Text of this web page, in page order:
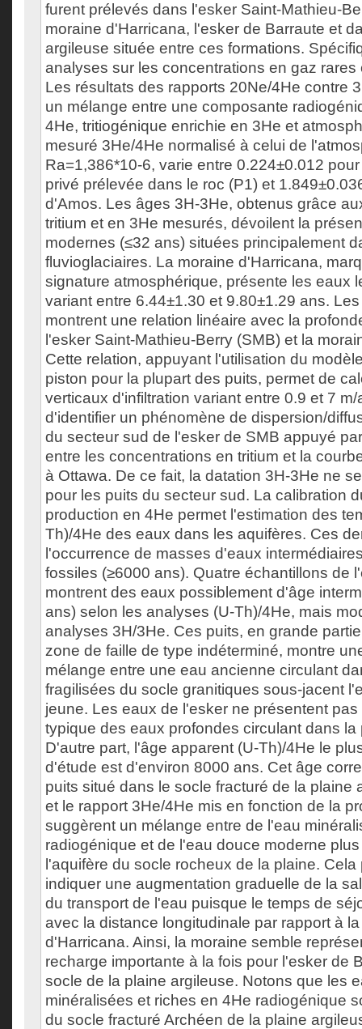
furent prélevés dans l'esker Saint-Mathieu-
moraine d'Harricana, l'esker de Barraute et
argileuse située entre ces formations.
analyses sur les concentrations en gaz rares
Les résultats des rapports 20Ne/4He contre
un mélange entre une composante
4He, tritiogénique enrichie en 3He et
mesuré 3He/4He normalisé à celui de
Ra=1,386*10-6, varie entre 0.224±0.012
privé prélevée dans le roc (P1) et
d'Amos. Les âges 3H-3He, obtenus grâce
tritium et en 3He mesurés, dévoilent la
modernes (≤32 ans) situées principalement
fluvioglaciaires. La moraine d'Harricana,
signature atmosphérique, présente les eaux
variant entre 6.44±1.30 et 9.80±1.29 ans.
montrent une relation linéaire avec la
l'esker Saint-Mathieu-Berry (SMB) et la
Cette relation, appuyant l'utilisation du
piston pour la plupart des puits, permet de
verticaux d'infiltration variant entre 0.9 et 7
d'identifier un phénomène de dispersion/
du secteur sud de l'esker de SMB appuyé
entre les concentrations en tritium et la
à Ottawa. De ce fait, la datation 3H-3He ne
pour les puits du secteur sud. La calibration
production en 4He permet l'estimation des
Th)/4He des eaux dans les aquifères. Ces
l'occurrence de masses d'eaux
fossiles (≥6000 ans). Quatre échantillons de
montrent des eaux possiblement d'âge
ans) selon les analyses (U-Th)/4He, mais
analyses 3H/3He. Ces puits, en grande
zone de faille de type indéterminé, montre
mélange entre une eau ancienne circulant
fragilisées du socle granitiques sous-jacent
jeune. Les eaux de l'esker ne présentent
typique des eaux profondes circulant dans la
D'autre part, l'âge apparent (U-Th)/4He le
d'étude est d'environ 8000 ans. Cet âge
puits situé dans le socle fracturé de la plaine
et le rapport 3He/4He mis en fonction de la
suggèrent un mélange entre de l'eau
radiogénique et de l'eau douce moderne
l'aquifère du socle rocheux de la plaine.
indiquer une augmentation graduelle de la
du transport de l'eau puisque le temps de
avec la distance longitudinale par rapport à
d'Harricana. Ainsi, la moraine semble
recharge importante à la fois pour l'esker de
socle de la plaine argileuse. Notons que les
minéralisées et riches en 4He radiogénique
du socle fracturé Archéen de la plaine